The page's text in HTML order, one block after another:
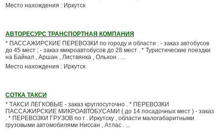
Место нахождения : Иркутск
АВТОРЕСУРС ТРАНСПОРТНАЯ КОМПАНИЯ
* ПАССАЖИРСКИЕ ПЕРЕВОЗКИ по городу и области : - заказ автобусов
до 45 мест ; - заказ микроавтобусов до 28 мест . * Туристические поездки
на Байкал , Аршан , Листвянка , Ольхон . ...
Место нахождения : Иркутск
СОТКА ТАКСИ
* ТАКСИ ЛЕГКОВЫЕ - заказ круглосуточно . * ПЕРЕВОЗКИ
ПАССАЖИРСКИЕ МИКРОАВТОБУСАМИ ( до 14 посадочных мест ) - заказ
. * ПЕРЕВОЗКИ ГРУЗОВ по г . Иркутску , области малогабаритными
грузовыми автомобилями Ниссан , Атлас . ...